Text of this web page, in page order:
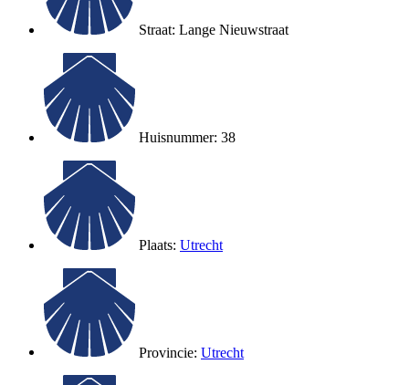
Straat: Lange Nieuwstraat
Huisnummer: 38
Plaats: Utrecht
Provincie: Utrecht